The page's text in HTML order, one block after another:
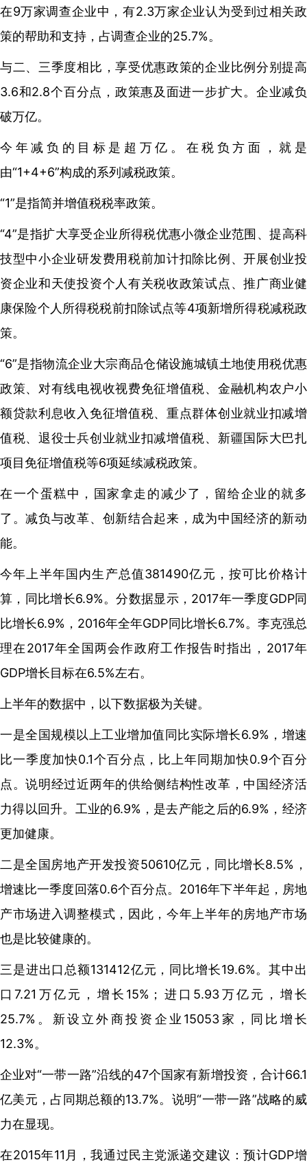
在9万家调查企业中，有2.3万家企业认为受到过相关政
策的帮助和支持，占调查企业的25.7%。
与二、三季度相比，享受优惠政策的企业比例分别提高
3.6和2.8个百分点，政策惠及面进一步扩大。企业减负
破万亿。
今年减负的目标是超万亿。在税负方面，就是
由“1+4+6”构成的系列减税政策。
“1”是指简并增值税税率政策。
“4”是指扩大享受企业所得税优惠小微企业范围、提高科
技型中小企业研发费用税前加计扣除比例、开展创业投
资企业和天使投资个人有关税收政策试点、推广商业健
康保险个人所得税税前扣除试点等4项新增所得税减税政
策。
“6”是指物流企业大宗商品仓储设施城镇土地使用税优惠
政策、对有线电视收视费免征增值税、金融机构农户小
额贷款利息收入免征增值税、重点群体创业就业扣减增
值税、退役士兵创业就业扣减增值税、新疆国际大巴扎
项目免征增值税等6项延续减税政策。
在一个蛋糕中，国家拿走的减少了，留给企业的就多
了。减负与改革、创新结合起来，成为中国经济的新动
能。
今年上半年国内生产总值381490亿元，按可比价格计
算，同比增长6.9%。分数据显示，2017年一季度GDP同
比增长6.9%，2016年全年GDP同比增长6.7%。李克强总
理在2017年全国两会作政府工作报告时指出，2017年
GDP增长目标在6.5%左右。
上半年的数据中，以下数据极为关键。
一是全国规模以上工业增加值同比实际增长6.9%，增速
比一季度加快0.1个百分点，比上年同期加快0.9个百分
点。说明经过近两年的供给侧结构性改革，中国经济活
力得以回升。工业的6.9%，是去产能之后的6.9%，经济
更加健康。
二是全国房地产开发投资50610亿元，同比增长8.5%，
增速比一季度回落0.6个百分点。2016年下半年起，房地
产市场进入调整模式，因此，今年上半年的房地产市场
也是比较健康的。
三是进出口总额131412亿元，同比增长19.6%。其中出
口7.21万亿元，增长15%；进口5.93万亿元，增长
25.7%。新设立外商投资企业15053家，同比增长
12.3%。
企业对“一带一路”沿线的47个国家有新增投资，合计66.1
亿美元，占同期总额的13.7%。说明“一带一路”战略的威
力在显现。
在2015年11月，我通过民主党派递交建议：预计GDP增